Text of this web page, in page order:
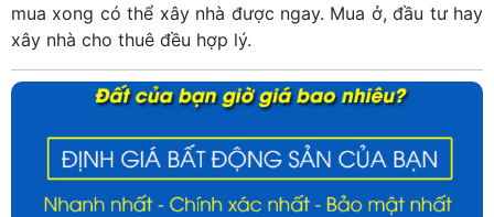
mua xong có thể xây nhà được ngay. Mua ở, đầu tư hay
xây nhà cho thuê đều hợp lý.